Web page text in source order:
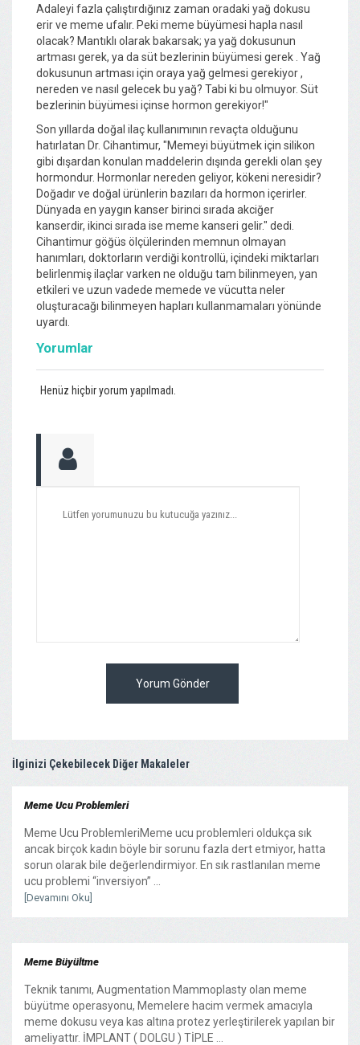
Adaleyi fazla çalıştırdığınız zaman oradaki yağ dokusu
erir ve meme ufalır. Peki meme büyümesi hapla nasıl
olacak? Mantıklı olarak bakarsak; ya yağ dokusunun
artması gerek, ya da süt bezlerinin büyümesi gerek . Yağ
dokusunun artması için oraya yağ gelmesi gerekiyor ,
nereden ve nasıl gelecek bu yağ? Tabi ki bu olmuyor. Süt
bezlerinin büyümesi içinse hormon gerekiyor!"
Son yıllarda doğal ilaç kullanımının revaçta olduğunu
hatırlatan Dr. Cihantimur, "Memeyi büyütmek için silikon
gibi dışardan konulan maddelerin dışında gerekli olan şey
hormondur. Hormonlar nereden geliyor, kökeni neresidir?
Doğadır ve doğal ürünlerin bazıları da hormon içerirler.
Dünyada en yaygın kanser birinci sırada akciğer
kanserdir, ikinci sırada ise meme kanseri gelir." dedi.
Cihantimur göğüs ölçülerinden memnun olmayan
hanımları, doktorların verdiği kontrollü, içindeki miktarları
belirlenmiş ilaçlar varken ne olduğu tam bilinmeyen, yan
etkileri ve uzun vadede memede ve vücutta neler
oluşturacağı bilinmeyen hapları kullanmamaları yönünde
uyardı.
Yorumlar
Henüz hiçbir yorum yapılmadı.
Yorum Gönder
İlginizi Çekebilecek Diğer Makaleler
Meme Ucu Problemleri
Meme Ucu ProblemleriMeme ucu problemleri oldukça sık
ancak birçok kadın böyle bir sorunu fazla dert etmiyor, hatta
sorun olarak bile değerlendirmiyor. En sık rastlanılan meme
ucu problemi “inversiyon” ...
[Devamını Oku]
Meme Büyültme
Teknik tanımı, Augmentation Mammoplasty olan meme
büyütme operasyonu, Memelere hacim vermek amacıyla
meme dokusu veya kas altına protez yerleştirilerek yapılan bir
ameliyattır. İMPLANT ( DOLGU ) TİPLE ...